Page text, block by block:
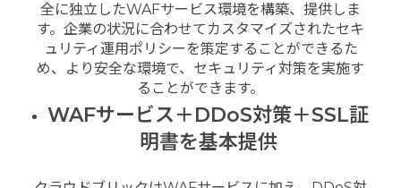
全に独立したWAFサービス環境を構築、提供しま
す。企業の状況に合わせてカスタマイズされたセキ
ュリティ運用ポリシーを策定することができるた
め、より安全な環境で、セキュリティ対策を実施す
ることができます。
WAFサービス＋DDoS対策＋SSL証
明書を基本提供